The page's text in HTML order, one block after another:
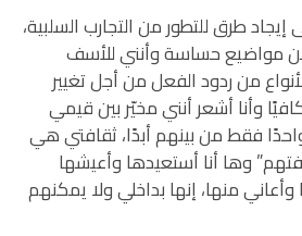
طرق للتطور من التجارب السلبية،
مواضيع حساسة وأنني للأسف
من ردود الفعل من أجل تغيير
وأنا أشعر أنني مخيّر بين قيمي
فقط من بينهم أبدًا، ثقافتي هي
وها أنا أستعيدها وأعيشها
منها، إنها بداخلي ولا يمكنهم